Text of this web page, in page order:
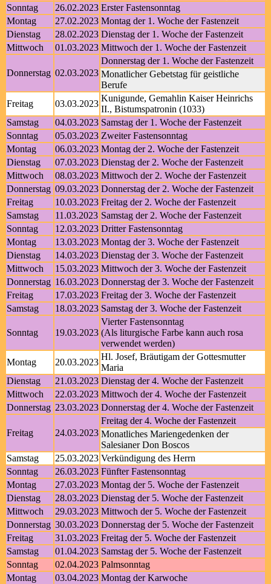
Sonntag
26.02.2023 Erster Fastensonntag
Montag
27.02.2023 Montag der 1. Woche der Fastenzeit
Dienstag
28.02.2023 Dienstag der 1. Woche der Fastenzeit
Mittwoch
01.03.2023 Mittwoch der 1. Woche der Fastenzeit
Donnerstag 02.03.2023
Donnerstag der 1. Woche der Fastenzeit
Monatlicher Gebetstag für geistliche
Berufe
Freitag
03.03.2023
Kunigunde, Gemahlin Kaiser Heinrichs
II., Bistumspatronin (1033)
Samstag
04.03.2023 Samstag der 1. Woche der Fastenzeit
Sonntag
05.03.2023 Zweiter Fastensonntag
Montag
06.03.2023 Montag der 2. Woche der Fastenzeit
Dienstag
07.03.2023 Dienstag der 2. Woche der Fastenzeit
Mittwoch
08.03.2023 Mittwoch der 2. Woche der Fastenzeit
Donnerstag 09.03.2023 Donnerstag der 2. Woche der Fastenzeit
Freitag
10.03.2023 Freitag der 2. Woche der Fastenzeit
Samstag
11.03.2023 Samstag der 2. Woche der Fastenzeit
Sonntag
12.03.2023 Dritter Fastensonntag
Montag
13.03.2023 Montag der 3. Woche der Fastenzeit
Dienstag
14.03.2023 Dienstag der 3. Woche der Fastenzeit
Mittwoch
15.03.2023 Mittwoch der 3. Woche der Fastenzeit
Donnerstag 16.03.2023 Donnerstag der 3. Woche der Fastenzeit
Freitag
17.03.2023 Freitag der 3. Woche der Fastenzeit
Samstag
18.03.2023 Samstag der 3. Woche der Fastenzeit
Sonntag 19.03.2023
Vierter Fastensonntag
(Als liturgische Farbe kann auch rosa
verwendet werden)
Montag
20.03.2023
Hl. Josef, Bräutigam der Gottesmutter
Maria
Dienstag
21.03.2023 Dienstag der 4. Woche der Fastenzeit
Mittwoch
22.03.2023 Mittwoch der 4. Woche der Fastenzeit
Donnerstag 23.03.2023 Donnerstag der 4. Woche der Fastenzeit
Freitag 24.03.2023
Freitag der 4. Woche der Fastenzeit
Monatliches Mariengedenken der
Salesianer Don Boscos
Samstag
25.03.2023 Verkündigung des Herrn
Sonntag
26.03.2023 Fünfter Fastensonntag
Montag
27.03.2023 Montag der 5. Woche der Fastenzeit
Dienstag
28.03.2023 Dienstag der 5. Woche der Fastenzeit
Mittwoch
29.03.2023 Mittwoch der 5. Woche der Fastenzeit
Donnerstag 30.03.2023 Donnerstag der 5. Woche der Fastenzeit
Freitag
31.03.2023 Freitag der 5. Woche der Fastenzeit
Samstag
01.04.2023 Samstag der 5. Woche der Fastenzeit
Sonntag
02.04.2023 Palmsonntag
Montag
03.04.2023 Montag der Karwoche